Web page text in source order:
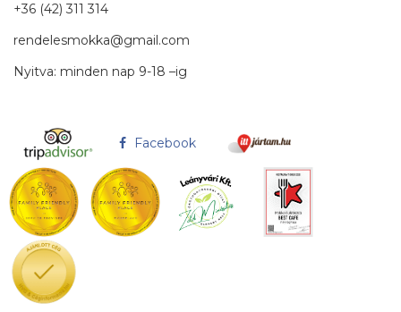
+36 (42) 311 314
rendelesmokka@gmail.com
Nyitva: minden nap 9-18 –ig
Facebook